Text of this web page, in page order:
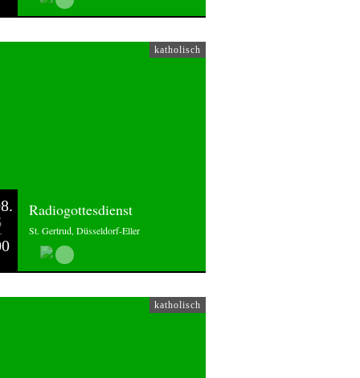
katholisch
Radiogottesdienst
St. Gertrud, Düsseldorf-Eller
katholisch